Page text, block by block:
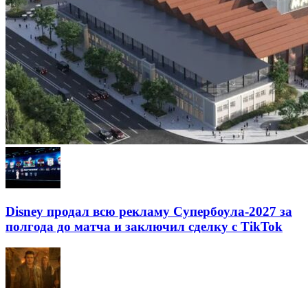
Disney продал всю рекламу Супербоула-2027 за
полгода до матча и заключил сделку с TikTok